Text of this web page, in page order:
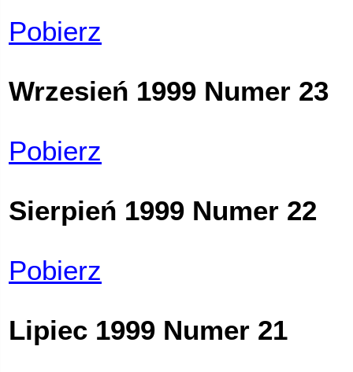
Pobierz
Wrzesień 1999 Numer 23
Pobierz
Sierpień 1999 Numer 22
Pobierz
Lipiec 1999 Numer 21